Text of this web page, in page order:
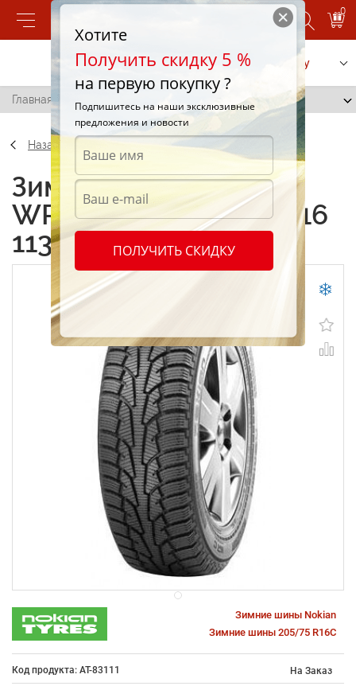
0
Позвонить Заказать услугу
Главная / Nokian WR C Cargo 205/75 R16 113S
Назад
Зимние шины Nokian
WR C Cargo 205/75 R16
113S
Зимние шины Nokian
Зимние шины 205/75 R16C
Код продукта: AT-83111 На Заказ
Хотите
Получить скидку 5 %
на первую покупку ?
Подпишитесь на наши эксклюзивные
предложения и новости
ПОЛУЧИТЬ СКИДКУ